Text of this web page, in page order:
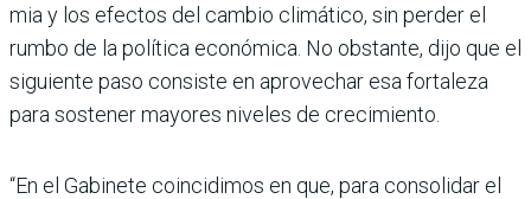
mia y los efectos del cam­bio climático, sin perder el
rumbo de la política econó­mica. No obstante, dijo que el
siguiente paso consiste en aprovechar esa fortaleza
para sostener mayores nive­les de crecimiento.
“En el Gabinete coincidimos en que, para consolidar el